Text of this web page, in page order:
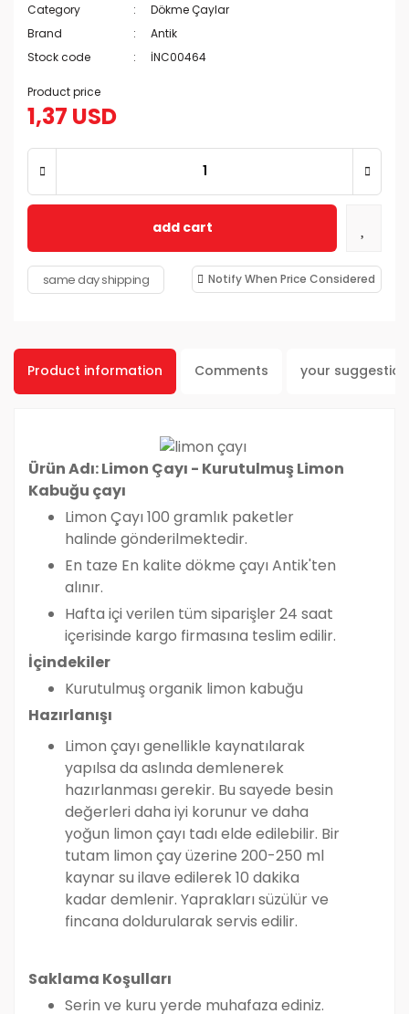
Category
Dökme Çaylar
Brand
Antik
Stock code
İNC00464
Product price
1,37 USD
add cart
same day shipping Notify When Price Considered
Product information Comments your
Ürün Adı: Limon Çayı - Kurutulmuş Limon
Kabuğu çayı
Limon Çayı 100 gramlık paketler
halinde gönderilmektedir.
En taze En kalite dökme çayı Antik'ten
alınır.
Hafta içi verilen tüm siparişler 24 saat
içerisinde kargo firmasına teslim edilir.
İçindekiler
Kurutulmuş organik limon kabuğu
Hazırlanışı
Limon çayı genellikle kaynatılarak
yapılsa da aslında demlenerek
hazırlanması gerekir. Bu sayede besin
değerleri daha iyi korunur ve daha
yoğun limon çayı tadı elde edilebilir. Bir
tutam limon çay üzerine 200-250 ml
kaynar su ilave edilerek 10 dakika
kadar demlenir. Yaprakları süzülür ve
fincana doldurularak servis edilir.
Saklama Koşulları
Serin ve kuru yerde muhafaza ediniz.